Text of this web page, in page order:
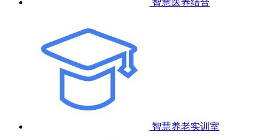
智慧医养结合
智慧养老实训室